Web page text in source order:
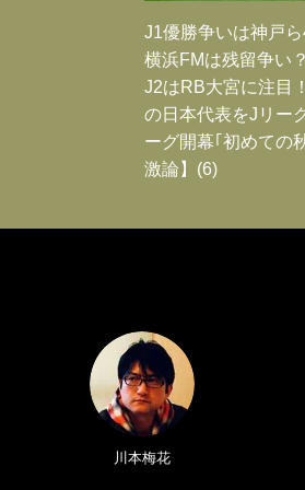
J1優勝争いは神戸ら
横浜FMは残留争い
J2はRB大宮に注目
の日本代表をJリー
ーグ開幕｢初めての
激論】(6)
川本梅花